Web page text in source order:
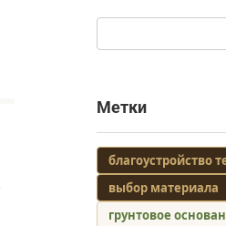
Метки
благоустройство
выбор материала
грунтовое